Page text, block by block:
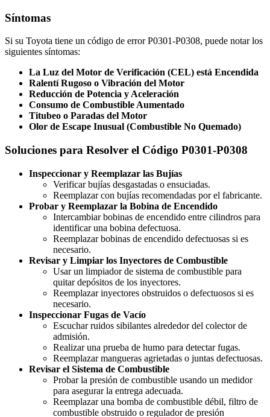
Síntomas
Si su Toyota tiene un código de error P0301-P0308, puede notar los
siguientes síntomas:
La Luz del Motor de Verificación (CEL) está Encendida
Ralentí Rugoso o Vibración del Motor
Reducción de Potencia y Aceleración
Consumo de Combustible Aumentado
Titubeo o Paradas del Motor
Olor de Escape Inusual (Combustible No Quemado)
Soluciones para Resolver el Código P0301-P0308
Inspeccionar y Reemplazar las Bujías
Verificar bujías desgastadas o ensuciadas.
Reemplazar con bujías recomendadas por el fabricante.
Probar y Reemplazar la Bobina de Encendido
Intercambiar bobinas de encendido entre cilindros para
identificar una bobina defectuosa.
Reemplazar bobinas de encendido defectuosas si es
necesario.
Revisar y Limpiar los Inyectores de Combustible
Usar un limpiador de sistema de combustible para
quitar depósitos de los inyectores.
Reemplazar inyectores obstruidos o defectuosos si es
necesario.
Inspeccionar Fugas de Vacío
Escuchar ruidos sibilantes alrededor del colector de
admisión.
Realizar una prueba de humo para detectar fugas.
Reemplazar mangueras agrietadas o juntas defectuosas.
Revisar el Sistema de Combustible
Probar la presión de combustible usando un medidor
para asegurar la entrega adecuada.
Reemplazar una bomba de combustible débil, filtro de
combustible obstruido o regulador de presión